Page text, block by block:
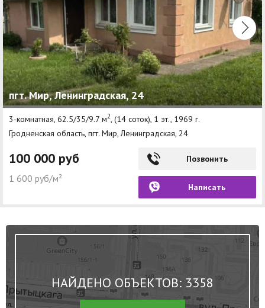
пгт. Мир, Ленинградская, 24
3-комнатная, 62.5/35/9.7 м2, (14 соток), 1 эт., 1969 г.
Гродненская область, пгт. Мир, Ленинградская, 24
100 000 руб
1 600 руб/м²
Позвонить
Написать
НАЙДЕНО ОБЪЕКТОВ: 3358